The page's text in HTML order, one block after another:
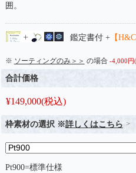
囲。
鑑定書付 +【H&C
※ ソーティングのみ＞＞ の場合 -4,000円
合計価格
¥149,000(税込)
枠素材の選択 ※詳しくはこちら
Pt900=標準仕様